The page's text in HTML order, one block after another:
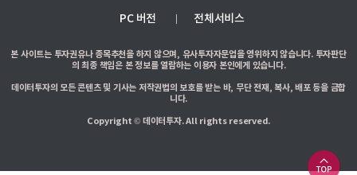
PC 버전 전체서비스
본 사이트는 투자권유나 종목추천을 하지 않으며, 유사투자자문업을 영위하지 않습니다. 투자판단
의 최종 책임은 본 정보를 열람하는 이용자 본인에게 있습니다.
데이터투자의 모든 콘텐츠 및 기사는 저작권법의 보호를 받는 바, 무단 전재, 복사, 배포 등을 금합
니다.
Copyright © 데이터투자. All rights reserved.